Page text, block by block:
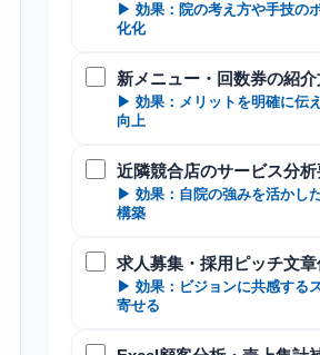
▶ 効果：院の考え方や手技の
化化
新メニュー・回数券の紹
▶ 効果：メリットを明確に伝
向上
近隣競合店のサービス分
▶ 効果：自院の強みを活かし
構築
求人募集・採用ピッチ文
▶ 効果：ビジョンに共感する
寄せる